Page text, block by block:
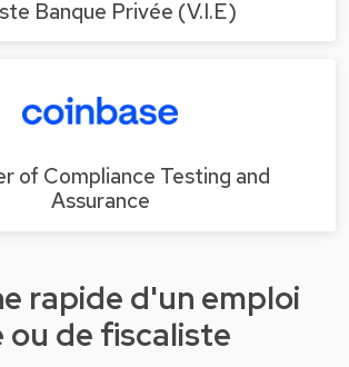
Banque Privée (V.I.E)
of Compliance Testing and
Assurance
rapide d'un emploi
ou de fiscaliste